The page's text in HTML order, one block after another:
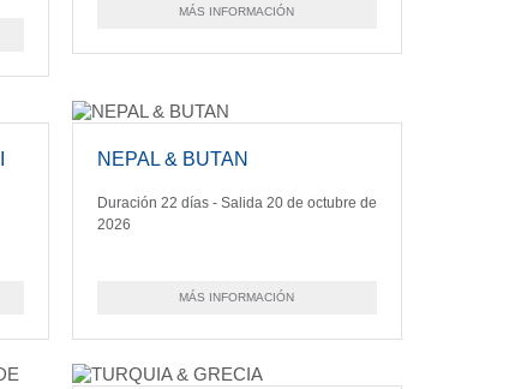
MÁS INFORMACIÓN
NEPAL & BUTAN
Duración 22 días - Salida 20 de octubre de
2026
MÁS INFORMACIÓN